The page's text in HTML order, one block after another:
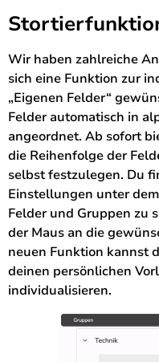
Wir haben zahlreiche
sich eine Funktion zur
„Eigenen Felder“
Felder automatisch in
angeordnet. Ab sofort
die Reihenfolge der
selbst festzulegen. Du
Einstellungen unter
Felder und Gruppen zu
der Maus an die
neuen Funktion kannst
deinen persönlichen
individualisieren.